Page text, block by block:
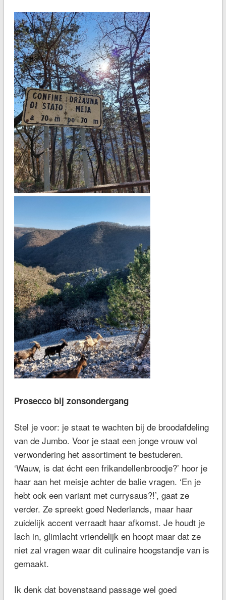
Prosecco bij zonsondergang
Stel je voor: je staat te wachten bij de broodafdeling
van de Jumbo. Voor je staat een jonge vrouw vol
verwondering het assortiment te bestuderen.
‘Wauw, is dat écht een frikandellenbroodje?’ hoor je
haar aan het meisje achter de balie vragen. ‘En je
hebt ook een variant met currysaus?!’, gaat ze
verder. Ze spreekt goed Nederlands, maar haar
zuidelijk accent verraadt haar afkomst. Je houdt je
lach in, glimlacht vriendelijk en hoopt maar dat ze
niet zal vragen waar dit culinaire hoogstandje van is
gemaakt.
Ik denk dat bovenstaand passage wel goed